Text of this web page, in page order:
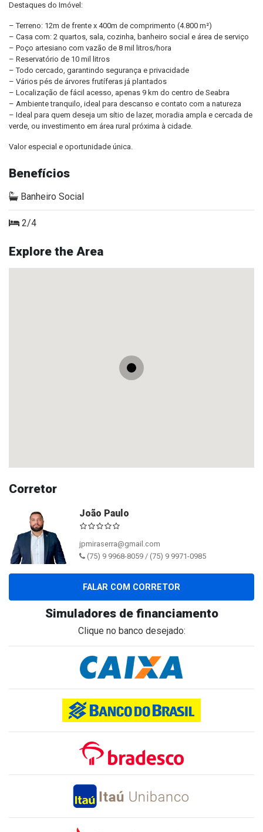
Destaques do Imóvel:
– Terreno: 12m de frente x 400m de comprimento (4.800 m²)
– Casa com: 2 quartos, sala, cozinha, banheiro social e área de serviço
– Poço artesiano com vazão de 8 mil litros/hora
– Reservatório de 10 mil litros
– Todo cercado, garantindo segurança e privacidade
– Vários pés de árvores frutíferas já plantados
– Localização de fácil acesso, apenas 9 km do centro de Seabra
– Ambiente tranquilo, ideal para descanso e contato com a natureza
– Ideal para quem deseja um sítio de lazer, moradia ampla e cercada de
verde, ou investimento em área rural próxima à cidade.
Valor especial e oportunidade única.
Benefícios
Banheiro Social
2/4
Explore the Area
Corretor
João Paulo
jpmiraserra@gmail.com
(75) 9 9968-8059 / (75) 9 9971-0985
FALAR COM CORRETOR
Simuladores de financiamento
Clique no banco desejado: